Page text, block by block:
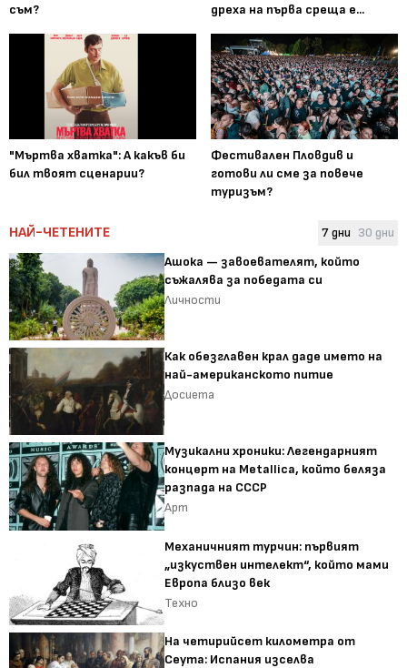
съм?
дреха на първа среща е...
"Мъртва хватка": А какъв би
бил твоят сценарии?
Фестивален Пловдив и
готови ли сме за повече
туризъм?
НАЙ-ЧЕТЕНИТЕ 7 дни 30 дни
Ашока — завоевателят, който
съжалява за победата си
Личности
Как обезглавен крал даде името на
най-американското питие
Досиета
Музикални хроники: Легендарният
концерт на Metallica, който беляза
разпада на СССР
Арт
Механичният турчин: първият
„изкуствен интелект“, който мами
Европа близо век
Техно
На четирийсет километра от
Сеута: Испания изселва